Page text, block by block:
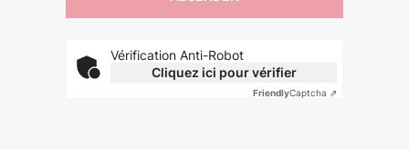
Vérification Anti-Robot
Cliquez ici pour vérifier
FriendlyCaptcha ⇗